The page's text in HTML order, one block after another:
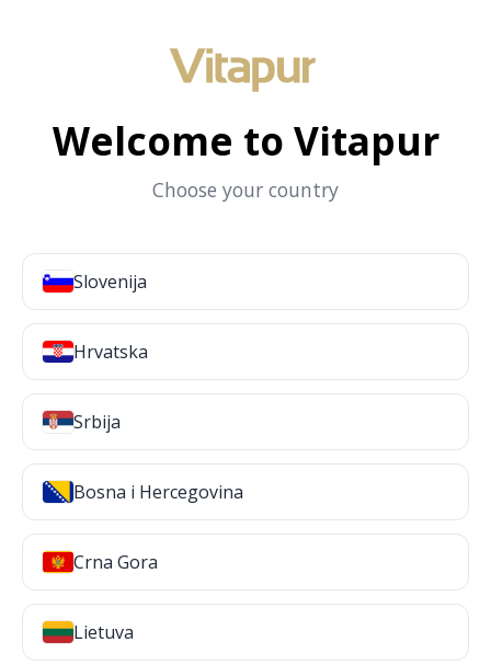
Welcome to Vitapur
Choose your country
Slovenija
Hrvatska
Srbija
Bosna i Hercegovina
Crna Gora
Lietuva